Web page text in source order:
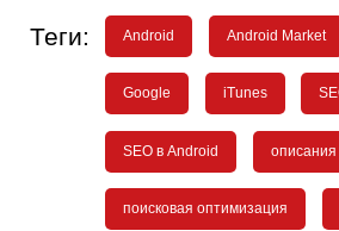
Теги: Android Android Market
Google iTunes
SEO в Android описания
поисковая оптимизация